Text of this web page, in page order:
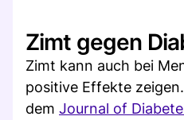
Zimt gegen
Zimt kann auch bei
positive Effekte
dem Journal of